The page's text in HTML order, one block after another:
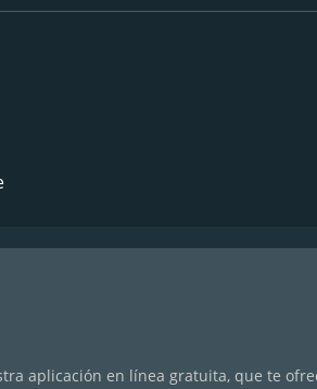
aplicación en línea gratuita, que te